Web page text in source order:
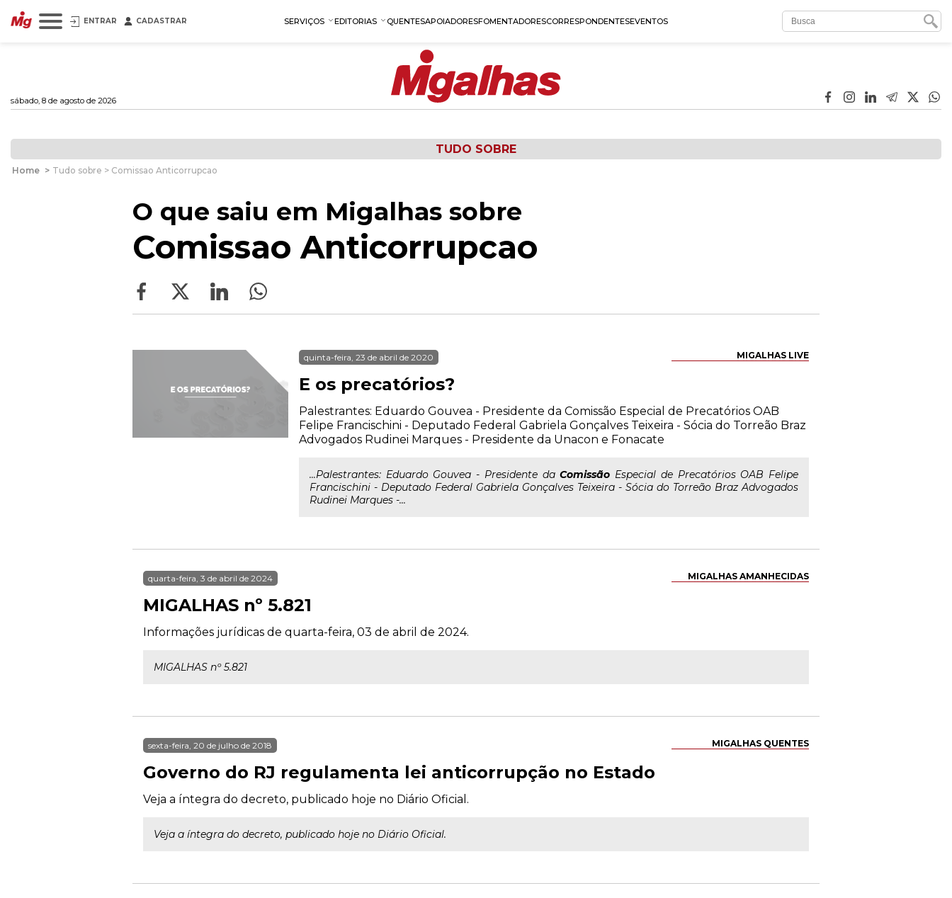
ENTRAR CADASTRAR SERVIÇOS EDITORIAS QUENTESAPOIADORESFOMENTADORESCORRESPONDENTESEVENTOS
sábado, 8 de agosto de 2026
TUDO SOBRE
Home > Tudo sobre > Comissao Anticorrupcao
O que saiu em Migalhas sobre
Comissao Anticorrupcao
MIGALHAS LIVE
quinta-feira, 23 de abril de 2020
E os precatórios?
Palestrantes: Eduardo Gouvea - Presidente da Comissão Especial de Precatórios OAB
Felipe Francischini - Deputado Federal Gabriela Gonçalves Teixeira - Sócia do Torreão Braz
Advogados Rudinei Marques - Presidente da Unacon e Fonacate
...Palestrantes: Eduardo Gouvea - Presidente daComissão Especial de Precatórios OAB Felipe
Francischini - Deputado Federal Gabriela Gonçalves Teixeira - Sócia do Torreão Braz Advogados
Rudinei Marques -...
MIGALHAS AMANHECIDAS
quarta-feira, 3 de abril de 2024
MIGALHAS nº 5.821
Informações jurídicas de quarta-feira, 03 de abril de 2024.
MIGALHAS nº 5.821
MIGALHAS QUENTES
sexta-feira, 20 de julho de 2018
Governo do RJ regulamenta lei anticorrupção no Estado
Veja a íntegra do decreto, publicado hoje no Diário Oficial.
Veja a íntegra do decreto, publicado hoje no Diário Oficial.